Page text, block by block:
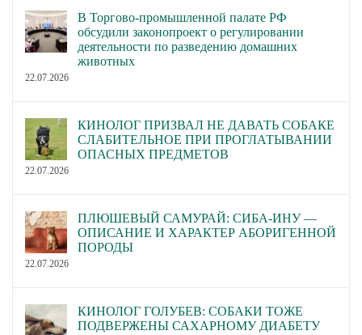
В Торгово-промышленной палате РФ
обсудили законопроект о регулировании
деятельности по разведению домашних
животных
22.07.2026
КИНОЛОГ ПРИЗВАЛ НЕ ДАВАТЬ СОБАКЕ
СЛАБИТЕЛЬНОЕ ПРИ ПРОГЛАТЫВАНИИ
ОПАСНЫХ ПРЕДМЕТОВ
22.07.2026
ПЛЮШЕВЫЙ САМУРАЙ: СИБА-ИНУ —
ОПИСАНИЕ И ХАРАКТЕР АБОРИГЕННОЙ
ПОРОДЫ
22.07.2026
КИНОЛОГ ГОЛУБЕВ: СОБАКИ ТОЖЕ
ПОДВЕРЖЕНЫ САХАРНОМУ ДИАБЕТУ